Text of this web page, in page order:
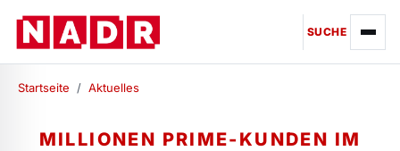
SUCHE
Startseite / Aktuelles
MILLIONEN PRIME-KUNDEN IM